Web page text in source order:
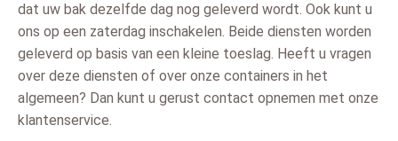
dat uw bak dezelfde dag nog geleverd wordt. Ook kunt u
ons op een zaterdag inschakelen. Beide diensten worden
geleverd op basis van een kleine toeslag. Heeft u vragen
over deze diensten of over onze containers in het
algemeen? Dan kunt u gerust contact opnemen met onze
klantenservice.